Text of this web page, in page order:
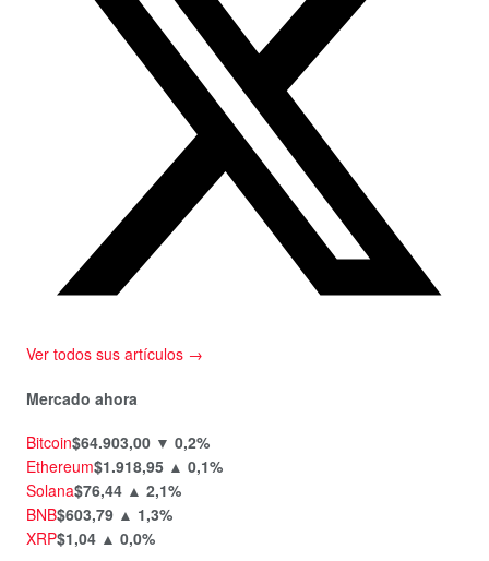
Ver todos sus artículos →
Mercado ahora
Bitcoin$64.903,00 ▼ 0,2%
Ethereum$1.918,95 ▲ 0,1%
Solana$76,44 ▲ 2,1%
BNB$603,79 ▲ 1,3%
XRP$1,04 ▲ 0,0%